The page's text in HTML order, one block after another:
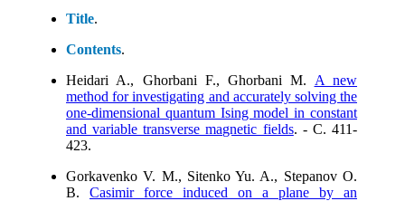
Title.
Contents.
Heidari A., Ghorbani F., Ghorbani M. A new
method for investigating and accurately solving the
one-dimensional quantum Ising model in constant
and variable transverse magnetic fields. - C. 411-
423.
Gorkavenko V. M., Sitenko Yu. A., Stepanov O.
B. Casimir force induced on a plane by an